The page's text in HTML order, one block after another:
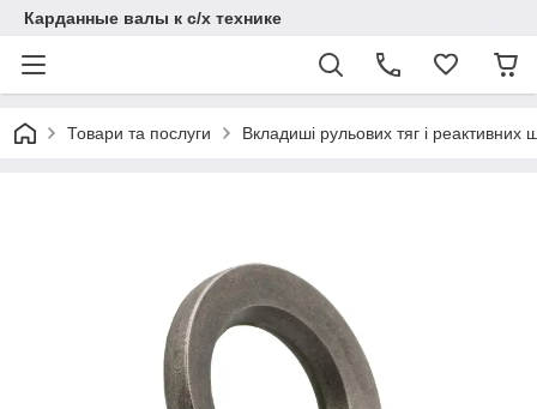
Карданные валы к с/х технике
Товари та послуги Вкладиші рульових тяг і реактивних